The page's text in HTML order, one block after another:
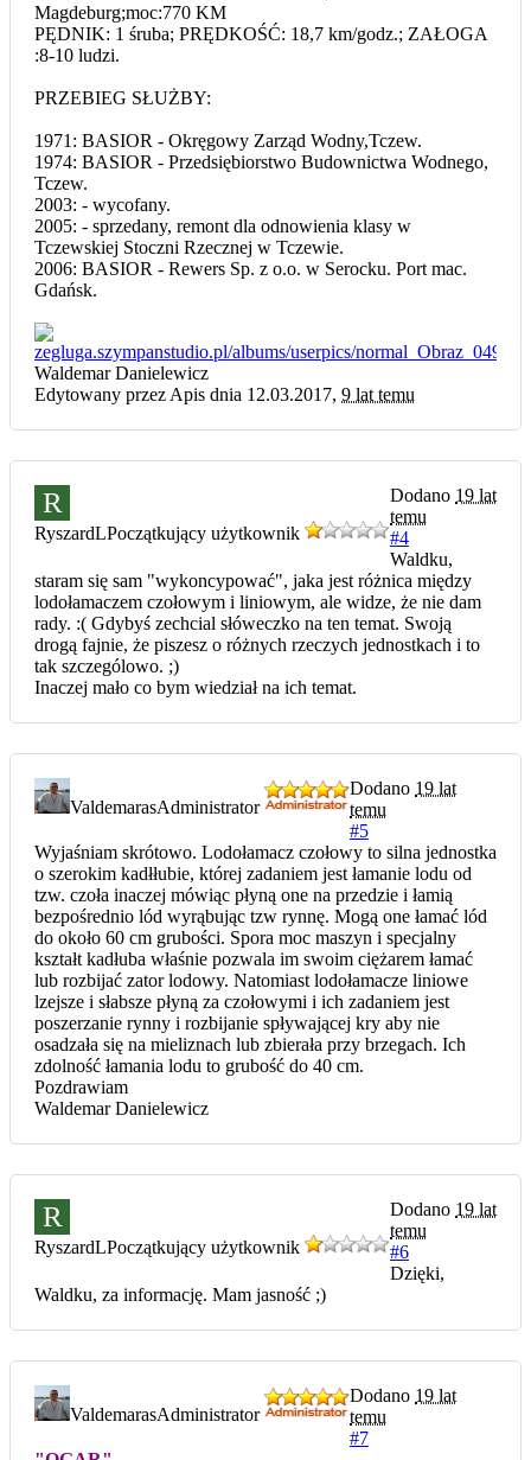
Magdeburg;moc:770 KM
PĘDNIK: 1 śruba; PRĘDKOŚĆ: 18,7 km/godz.; ZAŁOGA
:8-10 ludzi.
PRZEBIEG SŁUŻBY:
1971: BASIOR - Okręgowy Zarząd Wodny,Tczew.
1974: BASIOR - Przedsiębiorstwo Budownictwa Wodnego,
Tczew.
2003: - wycofany.
2005: - sprzedany, remont dla odnowienia klasy w
Tczewskiej Stoczni Rzecznej w Tczewie.
2006: BASIOR - Rewers Sp. z o.o. w Serocku. Port mac.
Gdańsk.
Waldemar Danielewicz
Edytowany przez Apis dnia 12.03.2017, 9 lat temu
R
RyszardLPoczątkujący użytkownik
Dodano 19 lat
temu
#4
Waldku,
staram się sam "wykoncypować", jaka jest różnica między
lodołamaczem czołowym i liniowym, ale widze, że nie dam
rady. :( Gdybyś zechcial słóweczko na ten temat. Swoją
drogą fajnie, że piszesz o różnych rzeczych jednostkach i to
tak szczególowo. ;)
Inaczej mało co bym wiedział na ich temat.
ValdemarasAdministrator
Dodano 19 lat
temu
#5
Wyjaśniam skrótowo. Lodołamacz czołowy to silna jednostka
o szerokim kadłłubie, której zadaniem jest łamanie lodu od
tzw. czoła inaczej mówiąc płyną one na przedzie i łamią
bezpośrednio lód wyrąbując tzw rynnę. Mogą one łamać lód
do około 60 cm grubości. Spora moc maszyn i specjalny
kształt kadłuba właśnie pozwala im swoim ciężarem łamać
lub rozbijać zator lodowy. Natomiast lodołamacze liniowe
lzejsze i słabsze płyną za czołowymi i ich zadaniem jest
poszerzanie rynny i rozbijanie spływającej kry aby nie
osadzała się na mieliznach lub zbierała przy brzegach. Ich
zdolność łamania lodu to grubość do 40 cm.
Pozdrawiam
Waldemar Danielewicz
R
RyszardLPoczątkujący użytkownik
Dodano 19 lat
temu
#6
Dzięki,
Waldku, za informację. Mam jasność ;)
ValdemarasAdministrator
Dodano 19 lat
temu
#7